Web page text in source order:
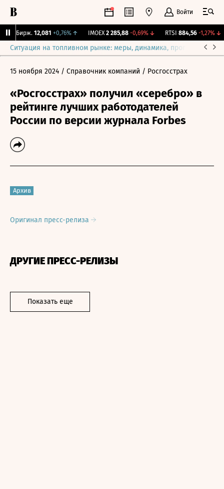
Войти
Бирж. 12,081 +0,76%↑ IMOEX 2 285,88 -0,69%↓ RTSI 884,56 -1,27%↓
Ситуация на топливном рынке: меры, динамика, прогнозы
15 ноября 2024 / Справочник компаний / Росгосстрах
«Росгосстрах» получил «серебро» в
рейтинге лучших работодателей
России по версии журнала Forbes
Архив
Оригинал пресс-релиза
ДРУГИЕ ПРЕСС-РЕЛИЗЫ
Показать еще